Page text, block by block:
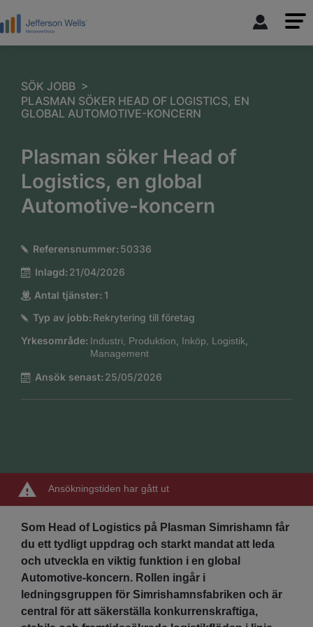
SÖK JOBB >
PLASMAN SÖKER HEAD OF LOGISTICS, EN
GLOBAL AUTOMOTIVE-KONCERN
Plasman söker Head of
Logistics, en global
Automotive-koncern
Referensnummer: 50336
Inlagd: 21/04/2026
Antal tjänster: 1
Typ av jobb: Rekrytering till företag
Yrkesområde: Industri, Produktion, Inköp, Logistik,
Management
Ansök senast: 25/05/2026
Ansökningstiden har gått ut
Som Head of Logistics på Plasman Simrishamn får
du ett tydligt uppdrag och starkt mandat att leda
och utveckla en viktig funktion i en global
Automotive‑koncern. Rollen ingår i
ledningsgruppen för Simrishamnsfabriken och är
central för att säkerställa konkurrenskraftiga,